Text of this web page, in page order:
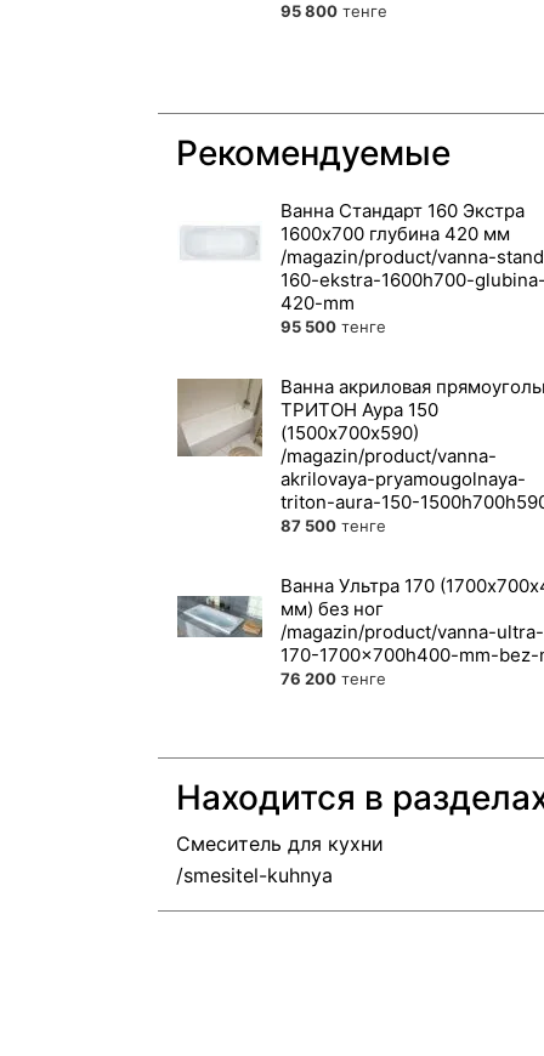
95 800 тенге
Рекомендуемые
Ванна Стандарт 160 Экстра
1600х700 глубина 420 мм
95 500 тенге
Ванна акриловая
ТРИТОН Аура 150
(1500х700х590)
87 500 тенге
Ванна Ультра 170
мм) без ног
76 200 тенге
Находится в
Смеситель для кухни